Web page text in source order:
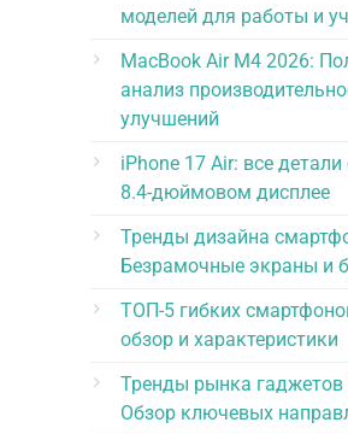
моделей для работы и
MacBook Air M4 2026:
анализ
улучшений
iPhone 17 Air: все
8.4-дюймовом дисплее
Тренды дизайна
Безрамочные экраны и
ТОП-5 гибких
обзор и характеристики
Тренды рынка гаджетов
Обзор ключевых